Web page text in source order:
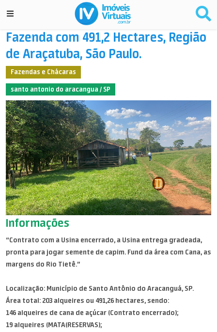
Fazenda com 491,2 Hectares, Região
de Araçatuba, São Paulo.
Fazendas e Chácaras
santo antonio do aracangua / SP
Informações
“Contrato com a Usina encerrado, a Usina entrega gradeada,
pronta para jogar semente de capim. Fund da área com Cana, as
margens do Rio Tietê.”
Localização: Município de Santo Antônio do Aracanguá, SP.
Área total: 203 alqueires ou 491,26 hectares, sendo:
146 alqueires de cana de açúcar (Contrato encerrado);
19 alqueires (MATA(RESERVAS);